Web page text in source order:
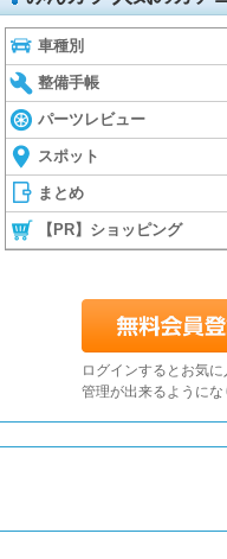
車種別
整備手帳
パーツレビュー
スポット
まとめ
【PR】ショッピング
ログインするとお気
管理が出来るようにな